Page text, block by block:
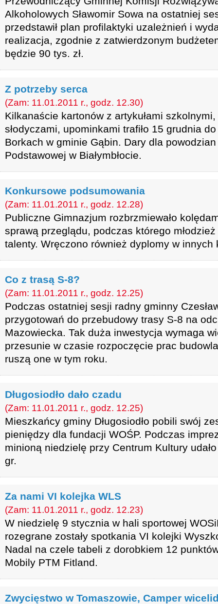
Alkoholowych Sławomir Sowa na ostatniej
przedstawił plan profilaktyki uzależnień i
realizacja, zgodnie z zatwierdzonym
będzie 90 tys. zł.
Z potrzeby serca
(Zam: 11.01.2011 r., godz. 12.30)
Kilkanaście kartonów z artykułami
słodyczami, upominkami trafiło 15 grudnia
Borkach w gminie Gąbin. Dary dla powodzian
Podstawowej w Białymbłocie.
Konkursowe podsumowania
(Zam: 11.01.2011 r., godz. 12.28)
Publiczne Gimnazjum rozbrzmiewało
sprawą przeglądu, podczas którego
talenty. Wręczono również dyplomy w innych
Co z trasą S-8?
(Zam: 11.01.2011 r., godz. 12.25)
Podczas ostatniej sesji radny gminny
przygotowań do przebudowy trasy S-8 na
Mazowiecka. Tak duża inwestycja wymaga
przesunie w czasie rozpoczęcie prac
ruszą one w tym roku.
Długosiodło dało czadu
(Zam: 11.01.2011 r., godz. 12.25)
Mieszkańcy gminy Długosiodło pobili swój
pieniędzy dla fundacji WOŚP. Podczas
minioną niedzielę przy Centrum Kultury
gr.
Za nami VI kolejka WLS
(Zam: 11.01.2011 r., godz. 12.23)
W niedzielę 9 stycznia w hali sportowej
rozegrane zostały spotkania VI kolejki
Nadal na czele tabeli z dorobkiem 12
Mobily PTM Fitland.
Zwycięstwo w Tomaszowie, Camper